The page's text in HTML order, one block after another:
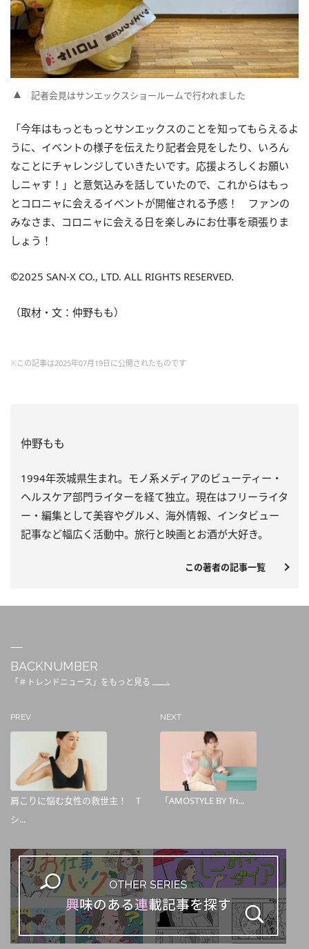
記者会見はサンエックスショールームで行われました
「今年はもっともっとサンエックスのことを知ってもらえるよ
うに、イベントの様子を伝えたり記者会見をしたり、いろん
なことにチャレンジしていきたいです。応援よろしくお願い
しニャす！」と意気込みを話していたので、これからはもっ
とコロニャに会えるイベントが開催される予感！ ファンの
みなさま、コロニャに会える日を楽しみにお仕事を頑張りま
しょう！
©2025 SAN-X CO., LTD. ALL RIGHTS RESERVED.
（取材・文：仲野もも）
※この記事は2025年07月19日に公開されたものです
仲野もも
1994年茨城県生まれ。モノ系メディアのビューティー・
ヘルスケア部門ライターを経て独立。現在はフリーライタ
ー・編集として美容やグルメ、海外情報、インタビュー
記事など幅広く活動中。旅行と映画とお酒が大好き。
この著者の記事一覧
BACKNUMBER
「＃トレンドニュース」をもっと見る
PREV
肩こりに悩む女性の救世主！ T
シ...
NEXT
「AMOSTYLE BY Tri...